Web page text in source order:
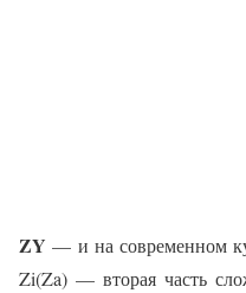
ZY — и на современном
Zi(Za) — вторая часть